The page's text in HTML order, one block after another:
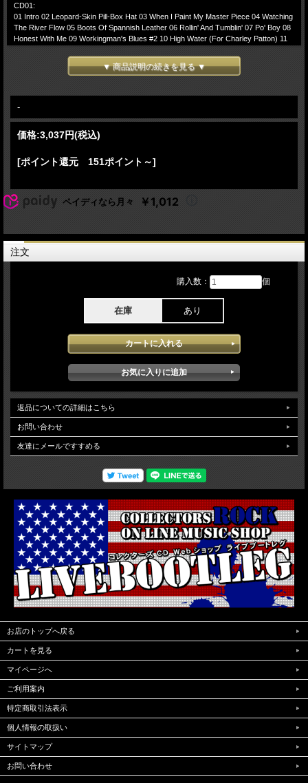
CD01:
01 Intro 02 Leopard-Skin Pill-Box Hat 03 When I Paint My Master Piece 04 Watching
The River Flow 05 Boots Of Spannish Leather 06 Rollin' And Tumblin' 07 Po' Boy 08
Honest With Me 09 Workingman's Blues #2 10 High Water (For Charley Patton) 11
Lineup:
Stu Kimball - Rhythm guitar
Tony Garnier - Bass
Donnie Herron - violin, viola, banjo, electric mandolin, pedal steel, lap steel
Hall:Amsterdam Netherlandsでのステージを記録しています。この日のライブのセ
ットは往年のヒット曲が組まれた内容となっておりアルバム「Modern Times」よ
りのナンバーも組み込まれJeffBeckがのプレーで有名な「Rollin' And Tumblin」等が
メーカーインフォではAud収録となっているもののライン収録並みの判断がつかな
▼ 商品説明の続きを見る ▼
-
価格:3,037円(税込)
[ポイント還元 151ポイント～]
ペイディなら月々 ￥1,012
注文
購入数： 個
在庫 あり
返品についての詳細はこちら
お問い合わせ
友達にメールですすめる
お店のトップへ戻る
カートを見る
マイページへ
ご利用案内
特定商取引法表示
個人情報の取扱い
サイトマップ
お問い合わせ